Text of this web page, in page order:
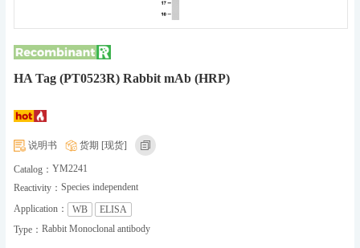
HA Tag (PT0523R) Rabbit mAb (HRP)
说明书 货期 [现货]
Catalog： YM2241
Reactivity： Species independent
Application：
WB
ELISA
Type： Rabbit Monoclonal antibody